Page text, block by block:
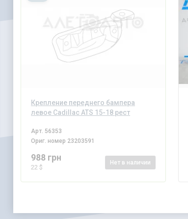
Крепление переднего бампера
левое Cadillac ATS 15-18 рест
Арт. 56353
Ориг. номер 23203591
988 грн
22 $
Нет в наличии